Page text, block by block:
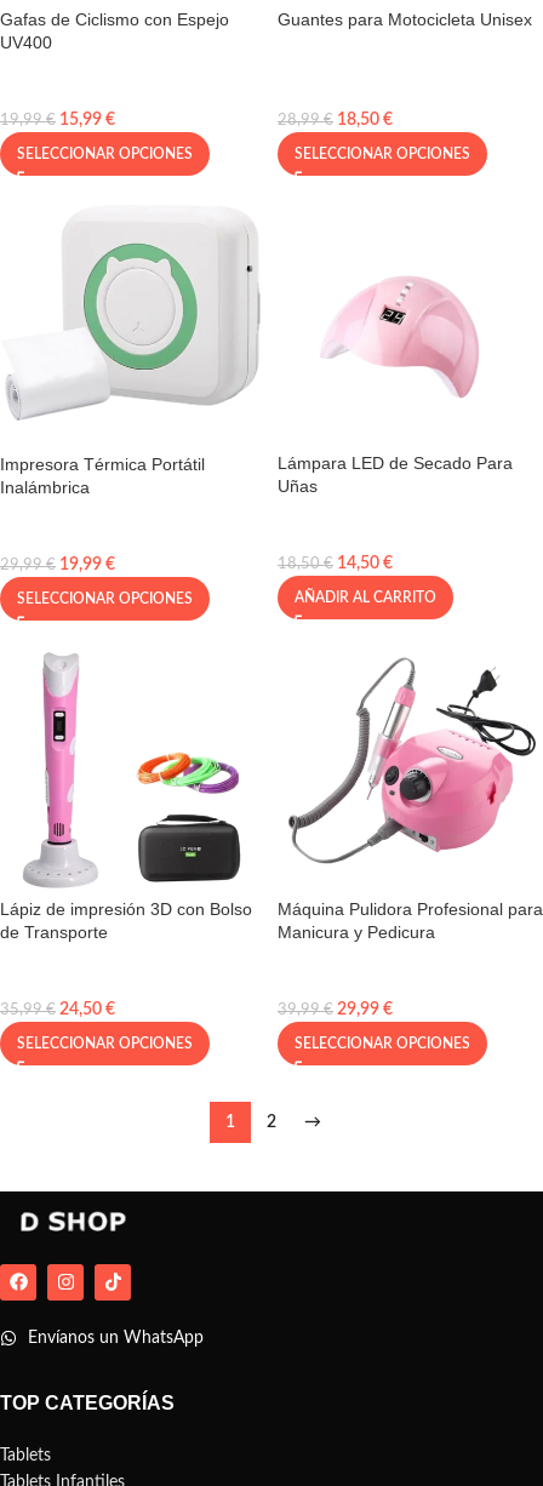
Gafas de Ciclismo con Espejo
UV400
19,99€ 15,99 €
SELECCIONAR OPCIONES
Guantes para Motocicleta Unisex
28,99€ 18,50 €
SELECCIONAR OPCIONES
Impresora Térmica Portátil
Inalámbrica
29,99€ 19,99 €
SELECCIONAR OPCIONES
Lámpara LED de Secado Para
Uñas
18,50€ 14,50 €
AÑADIR AL CARRITO
Lápiz de impresión 3D con Bolso
de Transporte
35,99€ 24,50 €
SELECCIONAR OPCIONES
Máquina Pulidora Profesional para
Manicura y Pedicura
39,99€ 29,99 €
SELECCIONAR OPCIONES
1 2 →
Envíanos un WhatsApp
TOP CATEGORÍAS
Tablets
Tablets Infantiles